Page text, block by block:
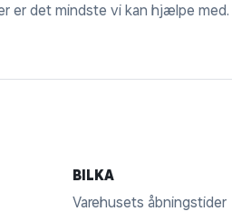
er det mindste vi kan hjælpe med.
BILKA
Varehusets åbningstider